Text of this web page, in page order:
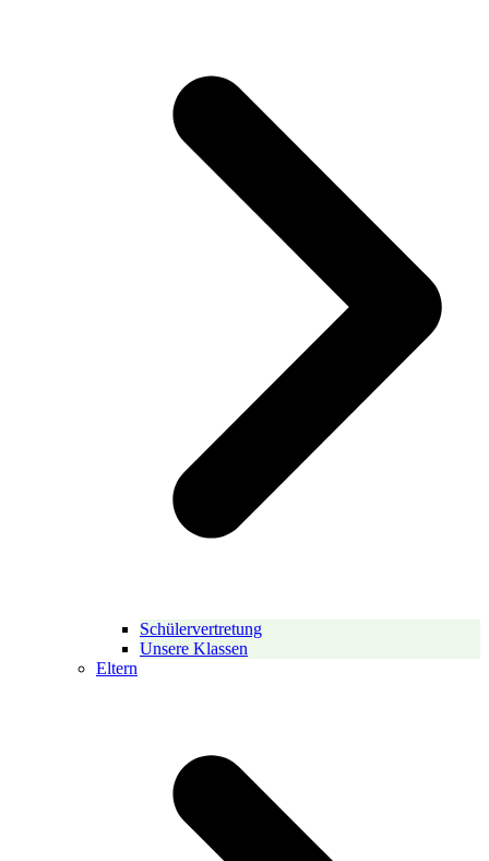
Schülervertretung
Unsere Klassen
Eltern